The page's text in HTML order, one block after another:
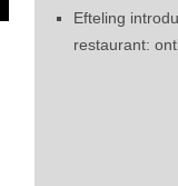
Efteling
restaurant: